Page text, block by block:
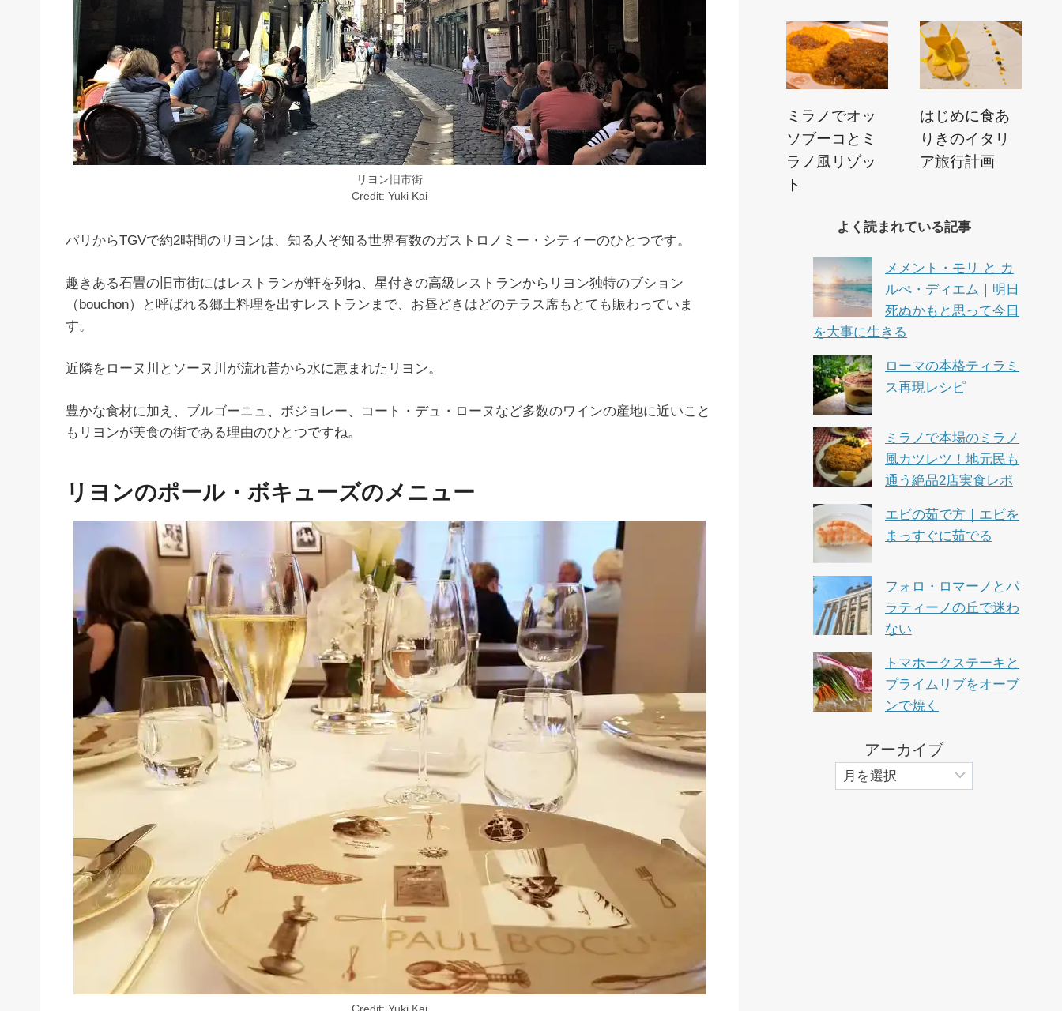
リヨン旧市街
Credit: Yuki Kai
パリからTGVで約2時間のリヨンは、知る人ぞ知る世界有数のガストロノミー・シティーのひとつです。
趣きある石畳の旧市街にはレストランが軒を列ね、星付きの高級レストランからリヨン独特のブション
（bouchon）と呼ばれる郷土料理を出すレストランまで、お昼どきはどのテラス席もとても賑わっていま
す。
近隣をローヌ川とソーヌ川が流れ昔から水に恵まれたリヨン。
豊かな食材に加え、ブルゴーニュ、ボジョレー、コート・デュ・ローヌなど多数のワインの産地に近いこと
もリヨンが美食の街である理由のひとつですね。
リヨンのポール・ボキューズのメニュー
ミラノでオッ
ソブーコとミ
ラノ風リゾッ
ト
はじめに食あ
りきのイタリ
ア旅行計画
よく読まれている記事
メメント・モリ と カ
ルぺ・ディエム｜明日
死ぬかもと思って今日
を大事に生きる
ローマの本格ティラミ
ス再現レシピ
ミラノで本場のミラノ
風カツレツ！地元民も
通う絶品2店実食レポ
エビの茹で方｜エビを
まっすぐに茹でる
フォロ・ロマーノとパ
ラティーノの丘で迷わ
ない
トマホークステーキと
プライムリブをオーブ
ンで焼く
アーカイブ